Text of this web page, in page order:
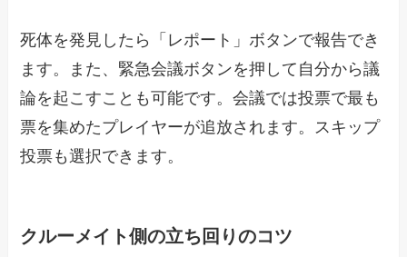
死体を発見したら「レポート」ボタンで報告でき
ます。また、緊急会議ボタンを押して自分から議
論を起こすことも可能です。会議では投票で最も
票を集めたプレイヤーが追放されます。スキップ
投票も選択できます。
クルーメイト側の立ち回りのコツ